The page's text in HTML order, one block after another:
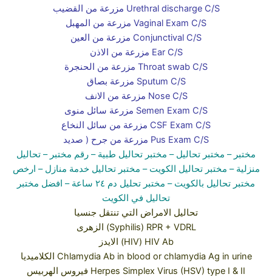
مزرعة من القضيب Urethral discharge C/S
مزرعة من المهبل Vaginal Exam C/S
مزرعة من العين Conjunctival C/S
مزرعة من الاذن Ear C/S
مزرعة من الحنجرة Throat swab C/S
مزرعة بصاق Sputum C/S
مزرعة من الانف Nose C/S
مزرعة سائل منوى Semen Exam C/S
مزرعة من سائل النخاع CSF Exam C/S
مزرعة من جرح ( صديد Pus Exam C/S
مختبر – مختبر تحاليل – مختبر تحاليل طبية – رقم مختبر – تحاليل
منزلية – مختبر تحاليل الكويت– مختبر تحاليل خدمة منازل – ارخص
مختبر تحاليل بالكويت – مختبر تحليل دم ٢٤ ساعة
– افضل مختبر
تحاليل في الكويت
تحاليل الامراض التي تنتقل جنسيا
الزهرى (Syphilis) RPR + VDRL
الايدز (HIV) HIV Ab
الكلاميديا Chlamydia Ab in blood or chlamydia Ag in urine
فيروس الهربيس Herpes Simplex Virus (HSV) type I & II